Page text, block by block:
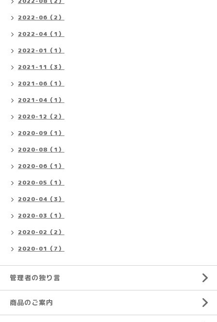
2022-06（2）
2022-04（1）
2022-01（1）
2021-11（3）
2021-06（1）
2021-04（1）
2020-12（2）
2020-09（1）
2020-08（1）
2020-06（1）
2020-05（1）
2020-04（3）
2020-03（1）
2020-02（2）
2020-01（7）
管理者の独り言
商品のご案内